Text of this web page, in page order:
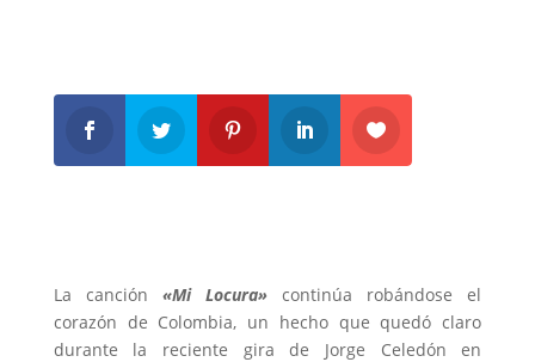
La canción «Mi Locura»
continúa robándose el
corazón de Colombia, un hecho que quedó claro
durante la reciente gira de Jorge Celedón en